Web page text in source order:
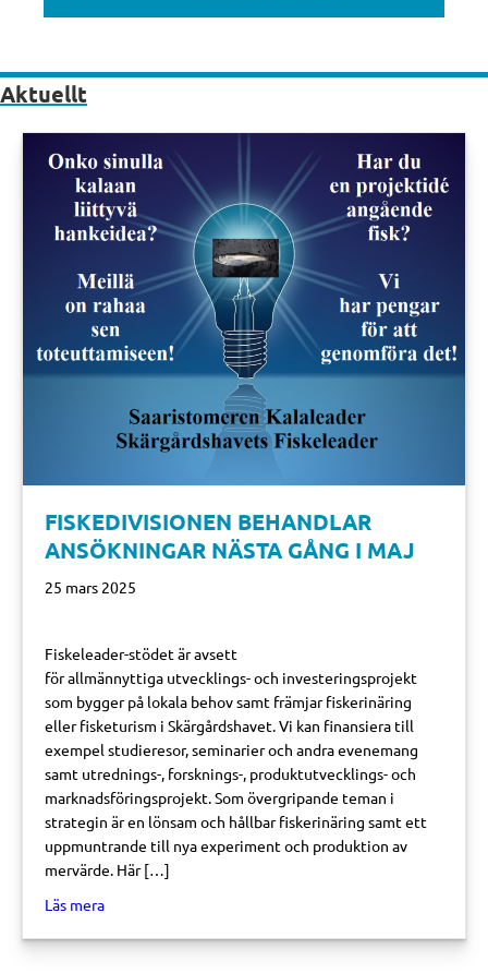
Aktuellt
FISKEDIVISIONEN BEHANDLAR
ANSÖKNINGAR NÄSTA GÅNG I MAJ
25 mars 2025
Fiskeleader-stödet är avsett
för allmännyttiga utvecklings- och investeringsprojekt
som bygger på lokala behov samt främjar fiskerinäring
eller fisketurism i Skärgårdshavet. Vi kan finansiera till
exempel studieresor, seminarier och andra evenemang
samt utrednings-, forsknings-, produktutvecklings- och
marknadsföringsprojekt. Som övergripande teman i
strategin är en lönsam och hållbar fiskerinäring samt ett
uppmuntrande till nya experiment och produktion av
mervärde. Här […]
Läs meraabout FISKEDIVISIONEN BEHANDLAR ANSÖKNINGAR